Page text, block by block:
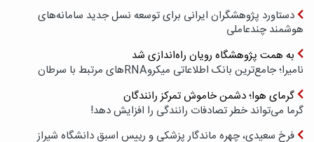
دستاورد پژوهشگران ایرانی برای توسعه نسل جدید سامانه‌های
هوشمند چندعاملی
به همت پژوهشگاه رویان راه‌اندازی شد
نامیرا؛ جامع‌ترین بانک اطلاعاتی میکروRNAهای مرتبط با سرطان
گرمای هوا؛ دشمن خاموش تمرکز رانندگان
گرما می‌تواند خطر تصادفات رانندگی را افزایش دهد!
فرخ سعیدی، چهره ماندگار پزشکی و رییس اسبق دانشگاه شیراز